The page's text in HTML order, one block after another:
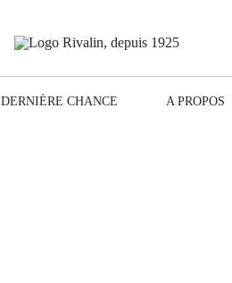
DERNIÈRE CHANCE A PROPOS